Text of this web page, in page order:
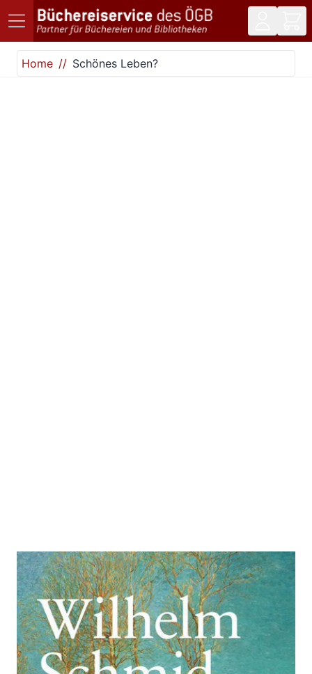
Direkt zum Inhalt
Home
Schönes Leben?
Schönes Leben?
Zur Wunschliste hinzufügen
Einführung in die Lebenskunst. Geschenkausgabe